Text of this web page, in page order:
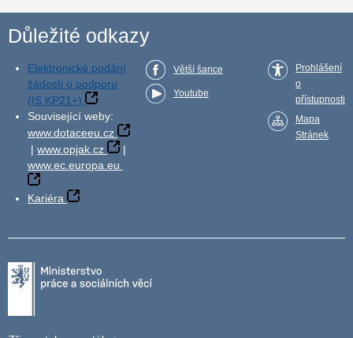
Důležité odkazy
Elektronické podání
žádosti o podporu
(IS KP21+)
Související weby:
www.dotaceeu.cz
| www.opjak.cz
|
www.ec.europa.eu
Kariéra
Větší šance
Youtube
Prohlášení
o
přístupnosti
Mapa
Stránek